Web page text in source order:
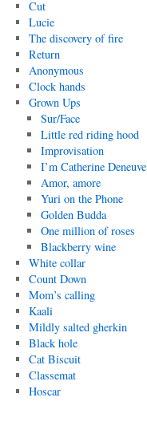
Cut
Lucie
The discovery of fire
Return
Anonymous
Clock hands
Grown Ups
Sur/Face
Little red riding hood
Improvisation
I’m Catherine Deneuve
Amor, amore
Yuri on the Phone
Golden Budda
One million of roses
Blackberry wine
White collar
Count Down
Mom’s calling
Kaali
Mildly salted gherkin
Black hole
Cat Biscuit
Classemat
Hoscar